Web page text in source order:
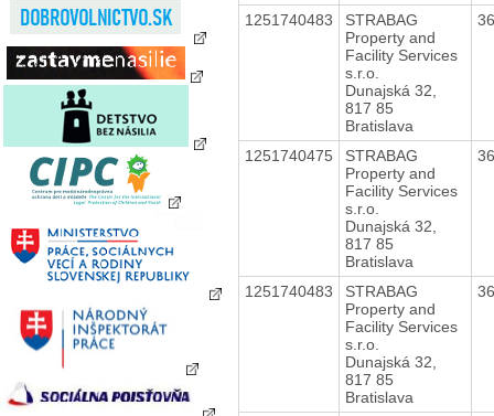
1251740483
STRABAG
Property and
Facility Services
s.r.o.
Dunajská 32,
817 85
Bratislava
1251740475
STRABAG
Property and
Facility Services
s.r.o.
Dunajská 32,
817 85
Bratislava
1251740483
STRABAG
Property and
Facility Services
s.r.o.
Dunajská 32,
817 85
Bratislava